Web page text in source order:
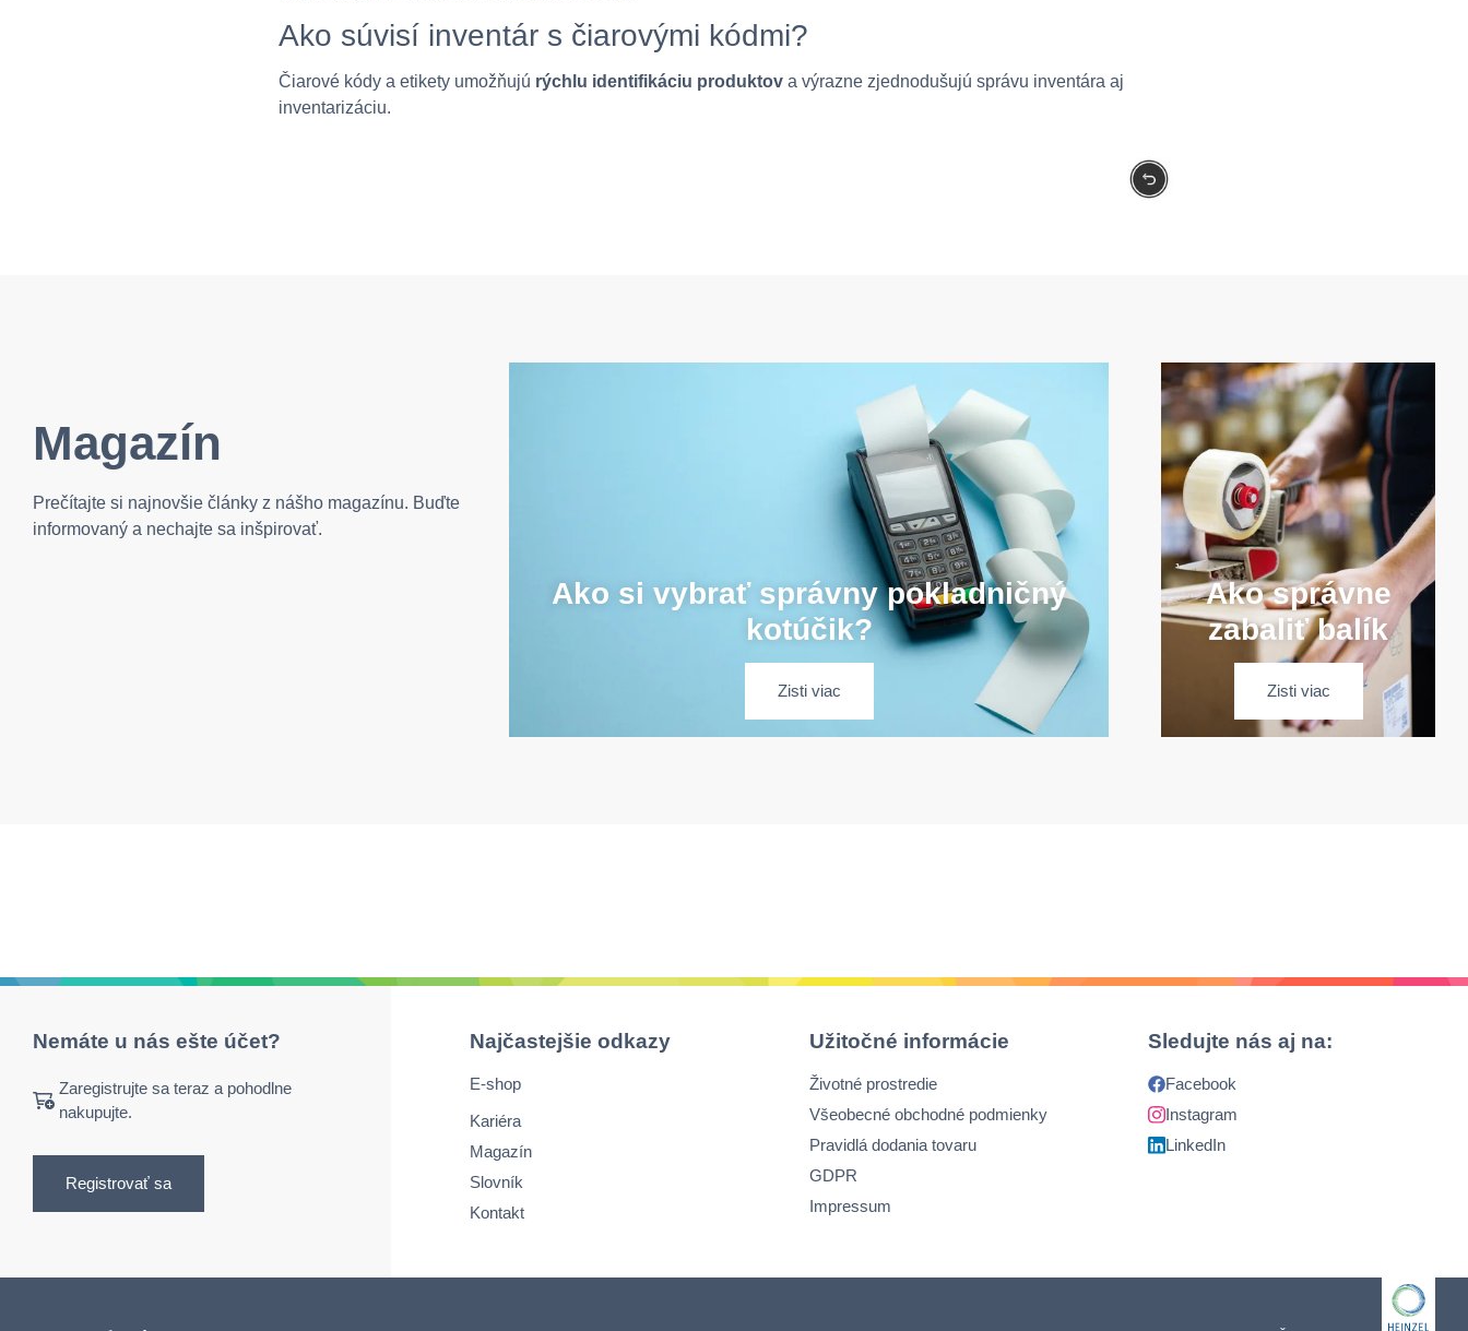
Ako súvisí inventár s čiarovými kódmi?
Čiarové kódy a etikety umožňujú rýchlu identifikáciu produktov a výrazne zjednodušujú správu inventára aj
inventarizáciu.
Magazín
Prečítajte si najnovšie články z nášho magazínu. Buďte
informovaný a nechajte sa inšpirovať.
Ako si vybrať správny pokladničný
kotúčik?
Zisti viac
Ako správne
zabaliť balík
Zisti viac
Nemáte u nás ešte účet?
Zaregistrujte sa teraz a pohodlne
nakupujte.
Registrovať sa
Najčastejšie odkazy
E-shop
Kariéra
Magazín
Slovník
Kontakt
Užitočné informácie
Životné prostredie
Všeobecné obchodné podmienky
Pravidlá dodania tovaru
GDPR
Impressum
Sledujte nás aj na:
Facebook
Instagram
LinkedIn